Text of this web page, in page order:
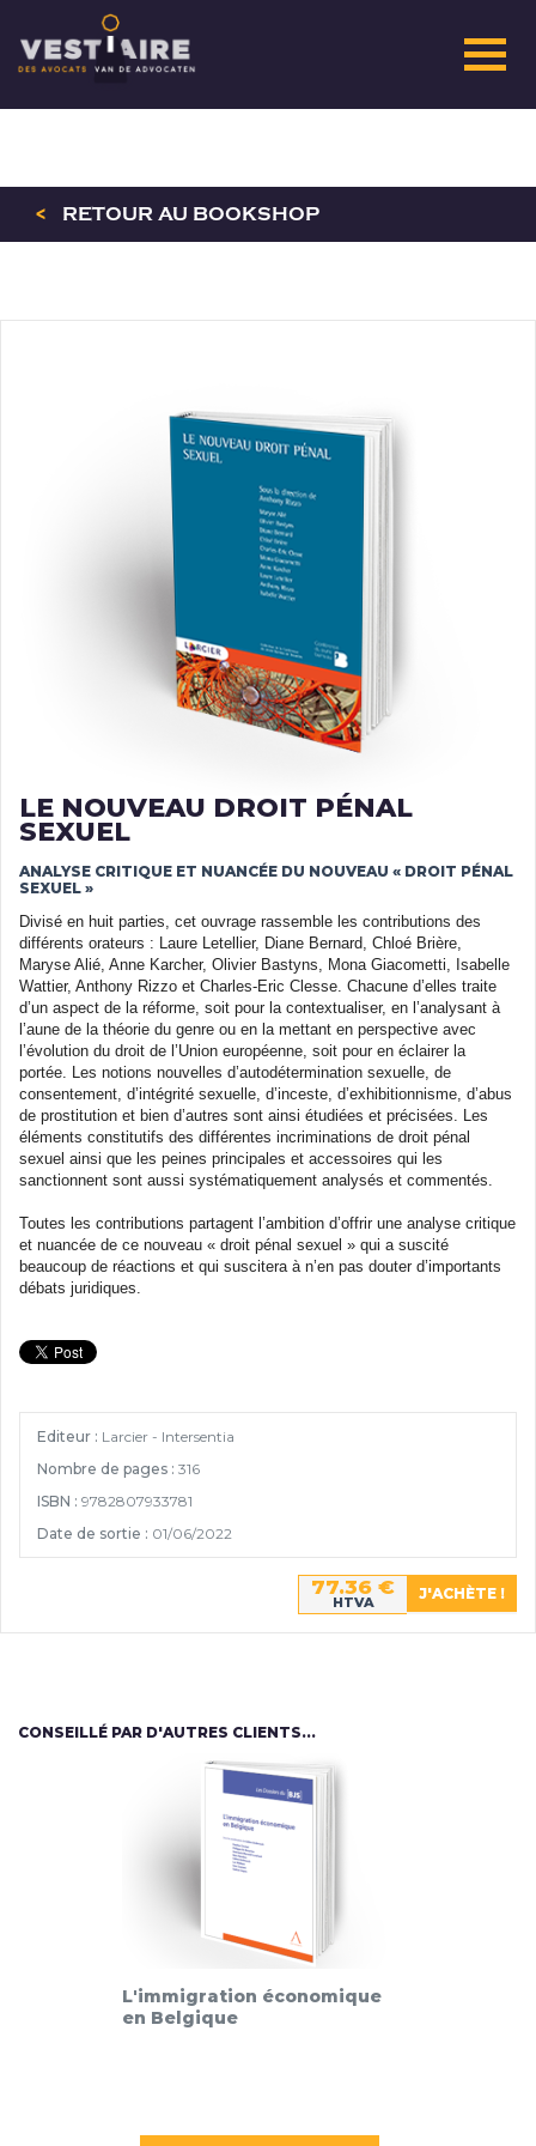
< RETOUR AU BOOKSHOP
LE NOUVEAU DROIT PÉNAL
SEXUEL
ANALYSE CRITIQUE ET NUANCÉE DU NOUVEAU « DROIT PÉNAL
SEXUEL »
Divisé en huit parties, cet ouvrage rassemble les contributions des
différents orateurs : Laure Letellier, Diane Bernard, Chloé Brière,
Maryse Alié, Anne Karcher, Olivier Bastyns, Mona Giacometti, Isabelle
Wattier, Anthony Rizzo et Charles-Eric Clesse. Chacune d’elles traite
d’un aspect de la réforme, soit pour la contextualiser, en l’analysant à
l’aune de la théorie du genre ou en la mettant en perspective avec
l’évolution du droit de l’Union européenne, soit pour en éclairer la
portée. Les notions nouvelles d’autodétermination sexuelle, de
consentement, d’intégrité sexuelle, d’inceste, d’exhibitionnisme, d’abus
de prostitution et bien d’autres sont ainsi étudiées et précisées. Les
éléments constitutifs des différentes incriminations de droit pénal
sexuel ainsi que les peines principales et accessoires qui les
sanctionnent sont aussi systématiquement analysés et commentés.
Toutes les contributions partagent l’ambition d’offrir une analyse critique
et nuancée de ce nouveau « droit pénal sexuel » qui a suscité
beaucoup de réactions et qui suscitera à n’en pas douter d’importants
débats juridiques.
Editeur : Larcier - Intersentia
Nombre de pages : 316
ISBN : 9782807933781
Date de sortie : 01/06/2022
77.36 €
HTVA
CONSEILLÉ PAR D'AUTRES CLIENTS...
L'immigration économique
en Belgique